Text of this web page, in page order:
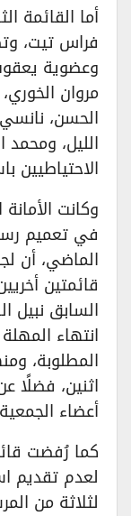
أما القائمة
فراس تيت،
وعضوية
مروان
الحسن،
الليل، ومحمد
الاحتياطيين
وكانت
الماضي، أن
قائمتين
السابق نبيل
انتهاء
المطلوبة،
اثنين، فضلًا
أعضاء
كما رُفضت
لعدم تقديم
لثلاثة من